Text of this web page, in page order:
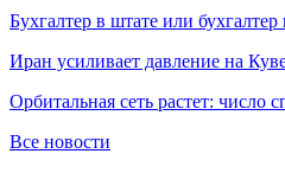
Бухгалтер в штате или
Иран усиливает давление на
Орбитальная сеть растет: число
Все новости